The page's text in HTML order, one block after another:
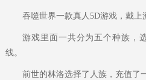
吞噬世界一款真人5D游戏，戴上
游戏里面一共分为五个种族，
线。
前世的林洛选择了人族，充值了